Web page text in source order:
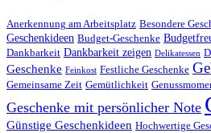
Anerkennung am Arbeitsplatz Besondere
Geschenkideen Budget-Geschenke
Dankbarkeit Dankbarkeit zeigen Delikatessen
Geschenke Feinkost Festliche Geschenke
Gemeinsame Zeit Gemütlichkeit
Geschenke mit persönlicher Note
Günstige Geschenkideen Hochwertige